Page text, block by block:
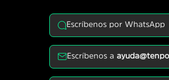
Escríbenos por WhatsApp
Escríbenos a